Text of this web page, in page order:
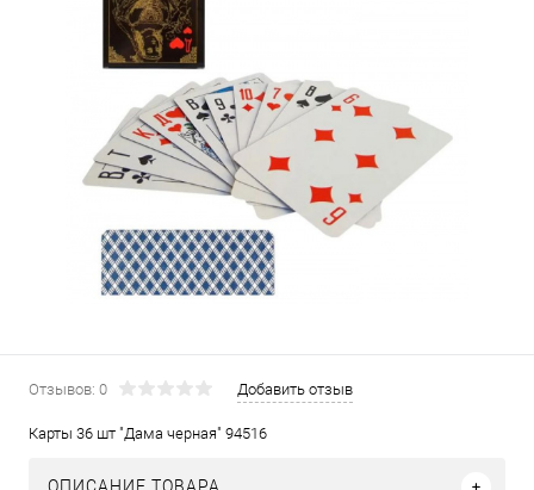
Отзывов: 0 Добавить отзыв
Карты 36 шт "Дама черная" 94516